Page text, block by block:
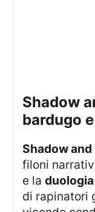
shadow and bone: leigh
bardugo
Shadow
filoni
e la
di rapinatori